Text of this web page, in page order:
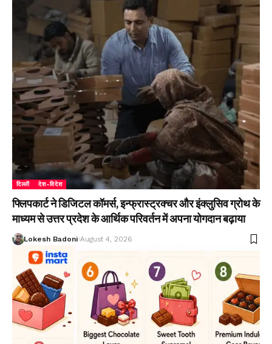
दिल्ली देश-विदेश
फ्लिपकार्ट ने डिजिटल कॉमर्स, इन्फ्रास्ट्रक्चर और इंक्लुसिव ग्रोथ के
माध्यम से उत्तर प्रदेश के आर्थिक परिवर्तन में अपना योगदान बढ़ाया
Lokesh Badoni August 4, 2026